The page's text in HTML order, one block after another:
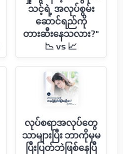
သင့်ရဲ့ အလုပ်စွမ်း
ဆောင်ရည်ကို
တားဆီးနေသလား?"
📉 vs 📈
လုပ်စရာအလုပ်တွေ
သာများပြီး ဘာကိုမှမ
ပြီးပြတ်ဘဲဖြစ်နေပြီ